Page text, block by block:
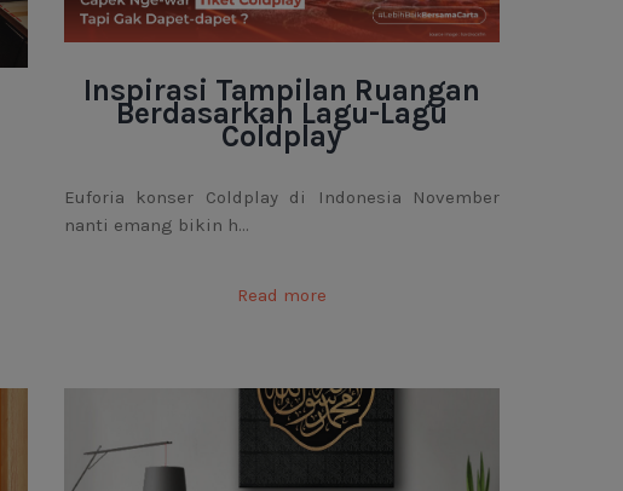
Inspirasi Tampilan Ruangan
Berdasarkan Lagu-Lagu
Coldplay
Euforia konser Coldplay di Indonesia November
nanti emang bikin h...
Read more